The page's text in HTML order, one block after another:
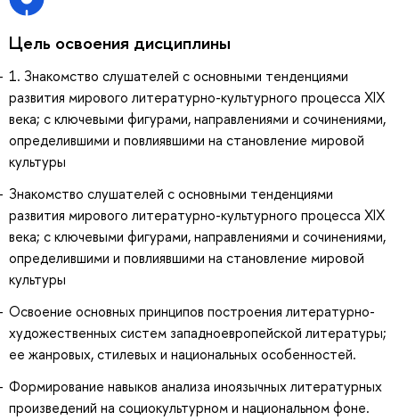
Цель освоения дисциплины
1. Знакомство слушателей с основными тенденциями
развития мирового литературно-культурного процесса XIX
века; с ключевыми фигурами, направлениями и сочинениями,
определившими и повлиявшими на становление мировой
культуры
Знакомство слушателей с основными тенденциями
развития мирового литературно-культурного процесса XIX
века; с ключевыми фигурами, направлениями и сочинениями,
определившими и повлиявшими на становление мировой
культуры
Освоение основных принципов построения литературно-
художественных систем западноевропейской литературы;
ее жанровых, стилевых и национальных особенностей.
Формирование навыков анализа иноязычных литературных
произведений на социокультурном и национальном фоне.